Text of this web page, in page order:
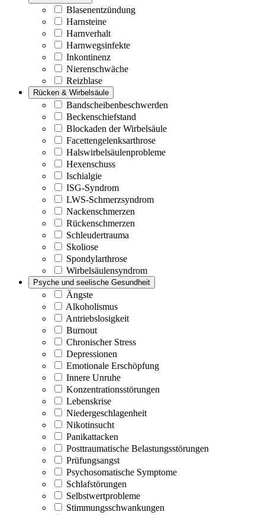
Blasenentzündung
Harnsteine
Harnverhalt
Harnwegsinfekte
Inkontinenz
Nierenschwäche
Reizblase
Rücken & Wirbelsäule
Bandscheibenbeschwerden
Beckenschiefstand
Blockaden der Wirbelsäule
Facettengelenksarthrose
Halswirbelsäulenprobleme
Hexenschuss
Ischialgie
ISG-Syndrom
LWS-Schmerzsyndrom
Nackenschmerzen
Rückenschmerzen
Schleudertrauma
Skoliose
Spondylarthrose
Wirbelsäulensyndrom
Psyche und seelische Gesundheit
Ängste
Alkoholismus
Antriebslosigkeit
Burnout
Chronischer Stress
Depressionen
Emotionale Erschöpfung
Innere Unruhe
Konzentrationsstörungen
Lebenskrise
Niedergeschlagenheit
Nikotinsucht
Panikattacken
Posttraumatische Belastungsstörungen
Prüfungsangst
Psychosomatische Symptome
Schlafstörungen
Selbstwertprobleme
Stimmungsschwankungen